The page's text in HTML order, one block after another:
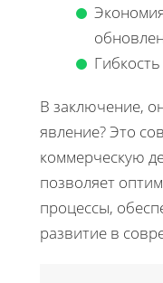
В заключение,
явление? Это
коммерческую
позволяет
процессы,
развитие в